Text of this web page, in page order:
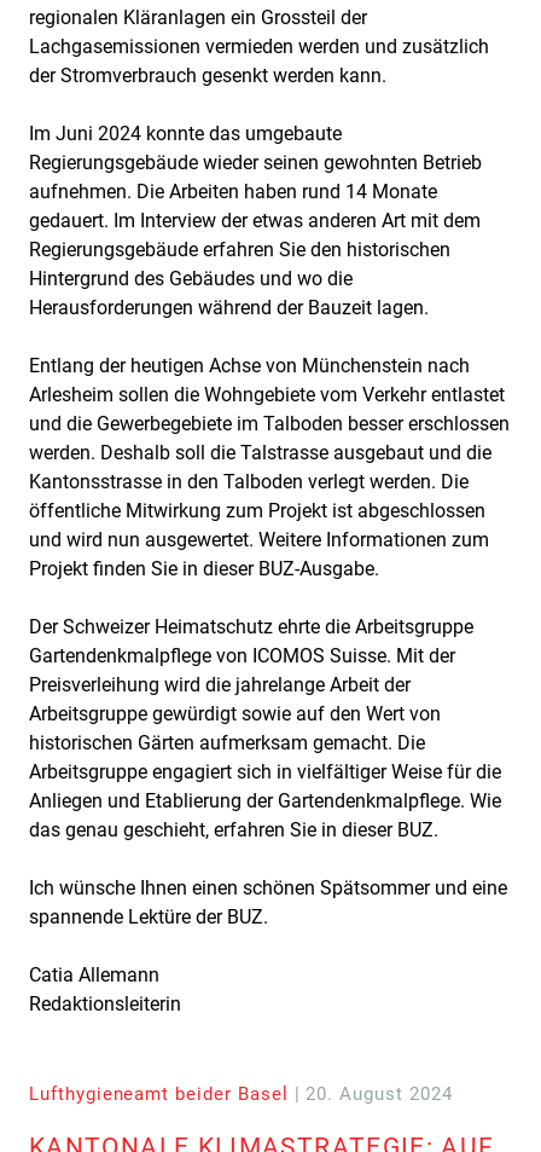
regionalen Kläranlagen ein Grossteil der
Lachgasemissionen vermieden werden und zusätzlich
der Stromverbrauch gesenkt werden kann.
Im Juni 2024 konnte das umgebaute
Regierungsgebäude wieder seinen gewohnten Betrieb
aufnehmen. Die Arbeiten haben rund 14 Monate
gedauert. Im Interview der etwas anderen Art mit dem
Regierungsgebäude erfahren Sie den historischen
Hintergrund des Gebäudes und wo die
Herausforderungen während der Bauzeit lagen.
Entlang der heutigen Achse von Münchenstein nach
Arlesheim sollen die Wohngebiete vom Verkehr entlastet
und die Gewerbegebiete im Talboden besser erschlossen
werden. Deshalb soll die Talstrasse ausgebaut und die
Kantonsstrasse in den Talboden verlegt werden. Die
öffentliche Mitwirkung zum Projekt ist abgeschlossen
und wird nun ausgewertet. Weitere Informationen zum
Projekt finden Sie in dieser BUZ-Ausgabe.
Der Schweizer Heimatschutz ehrte die Arbeitsgruppe
Gartendenkmalpflege von ICOMOS Suisse. Mit der
Preisverleihung wird die jahrelange Arbeit der
Arbeitsgruppe gewürdigt sowie auf den Wert von
historischen Gärten aufmerksam gemacht. Die
Arbeitsgruppe engagiert sich in vielfältiger Weise für die
Anliegen und Etablierung der Gartendenkmalpflege. Wie
das genau geschieht, erfahren Sie in dieser BUZ.
Ich wünsche Ihnen einen schönen Spätsommer und eine
spannende Lektüre der BUZ.
Catia Allemann
Redaktionsleiterin
Lufthygieneamt beider Basel | 20. August 2024